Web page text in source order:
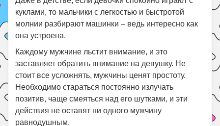
куклами, то мальчики с легкостью и быстротой
молнии разбирают машинки – ведь интересно как
она устроена.
Каждому мужчине льстит внимание, и это
заставляет обратить внимание на девушку. Не
стоит все усложнять, мужчины ценят простоту.
Необходимо стараться постоянно излучать
позитив, чаще смеяться над его шутками, и эти
действия не оставят ни одного мужчину
равнодушным.